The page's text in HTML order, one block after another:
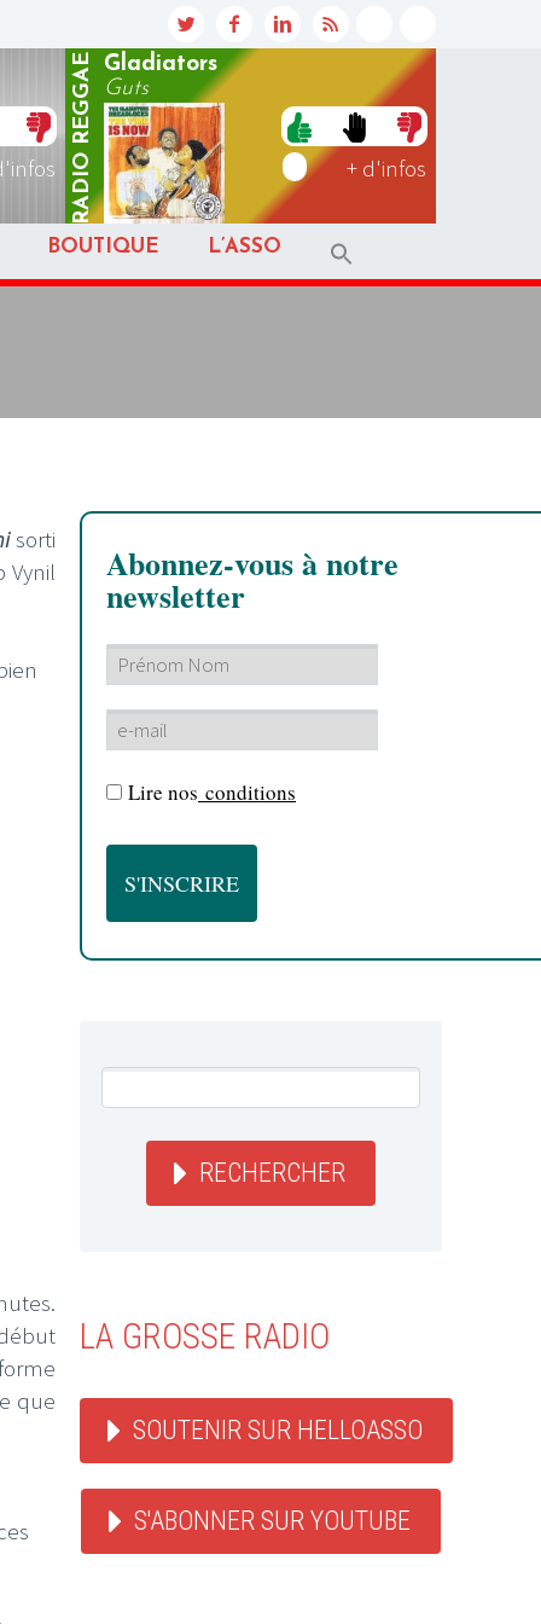
RADIO
REGGAE
Gladiators
Guts
+ d'infos
BOUTIQUE L’ASSO
sorti
Vynil
que
Abonnez-vous à notre
newsletter
Lire nos conditions
RECHERCHER
LA GROSSE RADIO
SOUTENIR SUR HELLOASSO
S'ABONNER SUR YOUTUBE